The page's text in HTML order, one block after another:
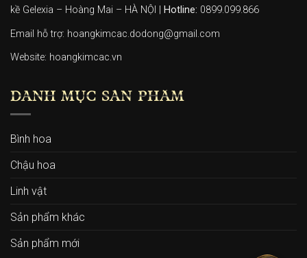
kề Gelexia – Hoàng Mai – HÀ NỘI |
Hotline: 0899.099.866
Email hỗ trợ: hoangkimcac.dodong@gmail.com
Website: hoangkimcac.vn
DANH MỤC SẢN PHẨM
Bình hoa
Chậu hoa
Linh vật
Sản phẩm khác
Sản phẩm mới